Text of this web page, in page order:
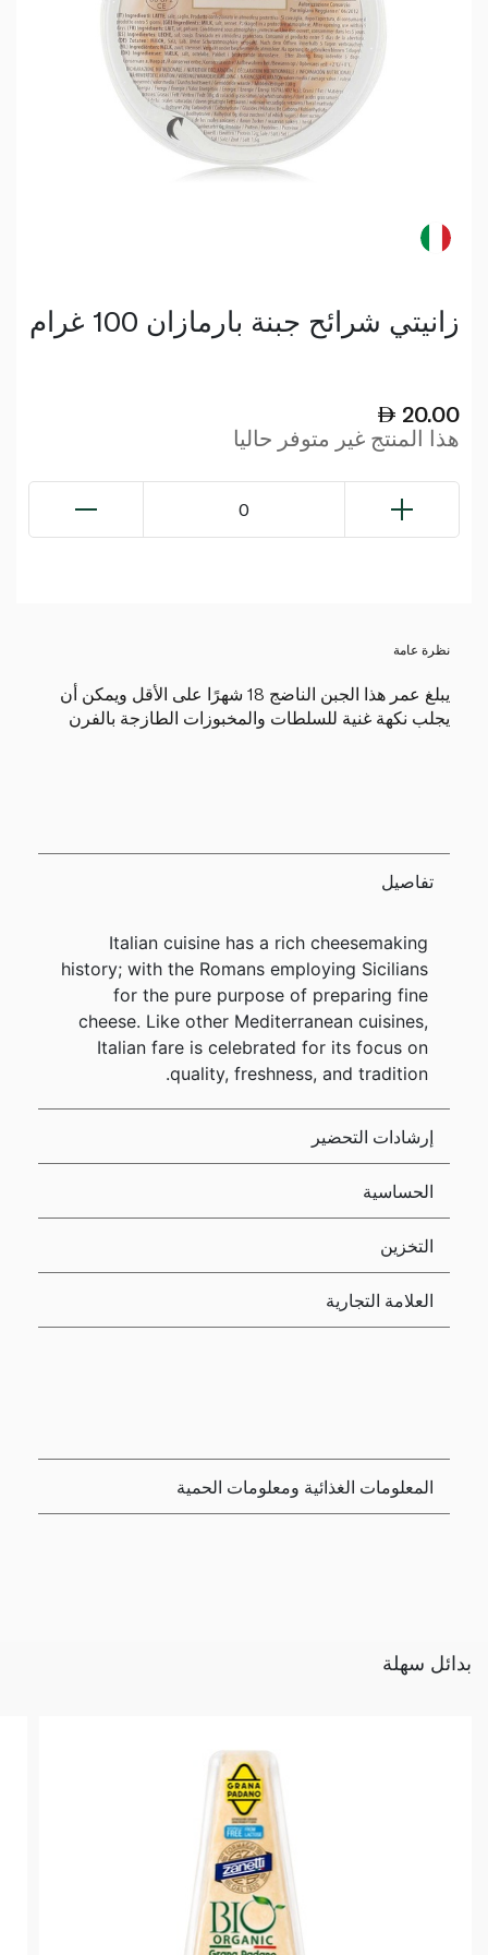
زانيتي شرائح جبنة بارمازان 100 غرام
20.00
هذا المنتج غير متوفر حاليا
0
نظرة عامة
يبلغ عمر هذا الجبن الناضج 18 شهرًا على الأقل ويمكن أن
يجلب نكهة غنية للسلطات والمخبوزات الطازجة بالفرن
تفاصيل
Italian cuisine has a rich cheesemaking
history; with the Romans employing Sicilians
for the pure purpose of preparing fine
cheese. Like other Mediterranean cuisines,
Italian fare is celebrated for its focus on
quality, freshness, and tradition.
إرشادات التحضير
الحساسية
التخزين
العلامة التجارية
المعلومات الغذائية ومعلومات الحمية
بدائل سهلة